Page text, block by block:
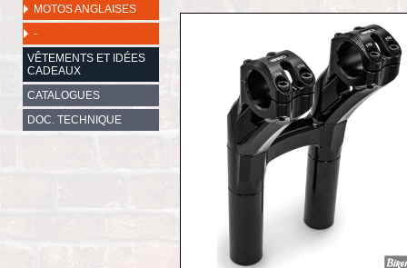
MOTOS ANGLAISES
-
VÊTEMENTS ET IDÉES
CADEAUX
CATALOGUES
DOC. TECHNIQUE